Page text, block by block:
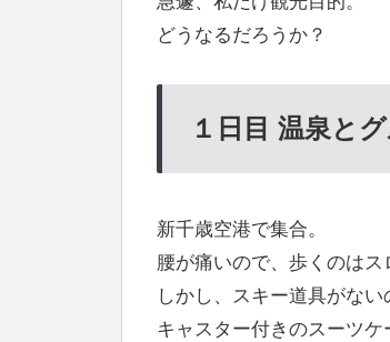
どうなるだろうか？
１日目 温泉と
新千歳空港で集合。
腰が痛いので、歩くのはス
しかし、スキー道具がない
キャスター付きのスーツケ